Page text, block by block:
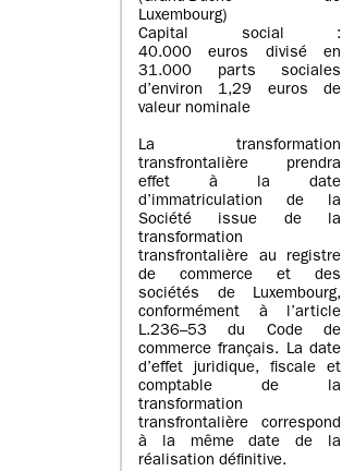
Luxembourg)
Capital social :
40.000 euros divisé en
31.000 parts sociales
d’environ 1,29 euros de
valeur nominale
La transformation
transfrontalière prendra
effet à la date
d’immatriculation de la
Société issue de la
transformation
transfrontalière au registre
de commerce et des
sociétés de Luxembourg,
conformément à l’article
L.236–53 du Code de
commerce français. La date
d’effet juridique, fiscale et
comptable de la
transformation
transfrontalière correspond
à la même date de la
réalisation définitive.